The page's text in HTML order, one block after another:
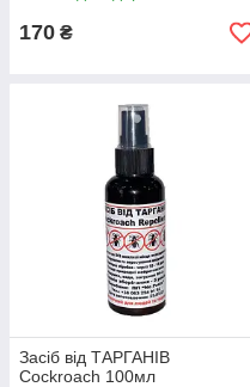
170 ₴
Засіб від ТАРГАНІВ
Cockroach 100мл